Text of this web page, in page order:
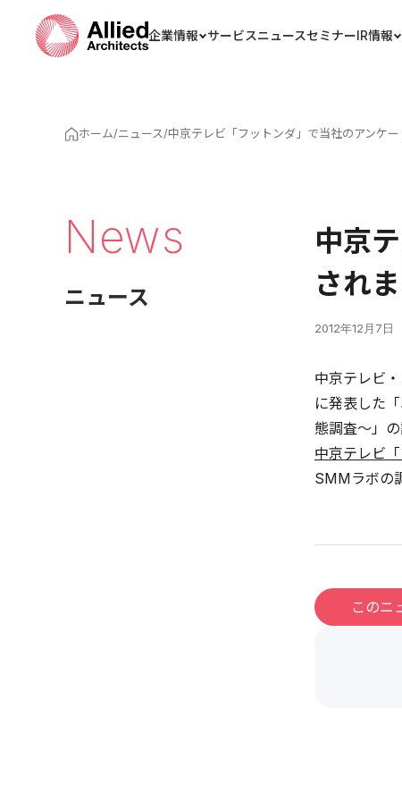
企業情報 サービスニュースセミナーIR情報
ホーム/ニュース/中京テレビ「フットンダ」で当社のアンケ
News
ニュース
中京
され
2012年12月7日
中京テレビ
に発表した
態調査～」
中京テレビ
SMMラボの
このニ